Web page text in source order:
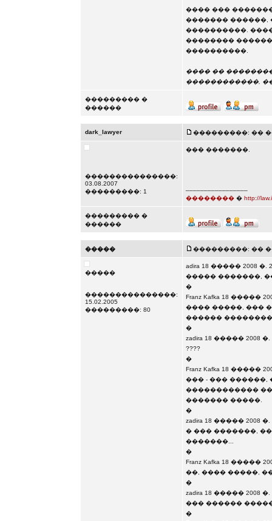
���� ���
������� ������,
����������.
��������
����������.
���� ��
������������,
��������� �
������
dark_lawyer ���������: �� ���
���������������:
03.08.2007
���������: 1
��� �������.
��������� http://
��������� �
������
����� ���������: �� ���
�����
���������������:
15.02.2005
���������: 80
adira 18 ����� 2008 �.
����� �������,
�
Franz Kafka 18 �����
���� �����, ���
������
�
zadira 18 ����� 2008 �.
????
�
Franz Kafka 18 �����
��� - ��� ������,
������������
������� �����.
�
zadira 18 ����� 2008 �.
� ��� �������,
�������...
�
Franz Kafka 18 �����
��, ���� �����,
�
zadira 18 ����� 2008 �.
��� ������
�